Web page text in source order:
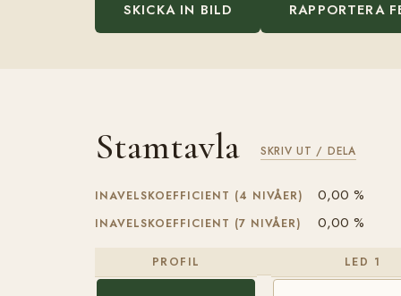
SKICKA IN BILD RAPPORTERA
Stamtavla SKRIV UT / DELA
INAVELSKOEFFICIENT (4 NIVÅER) 0,00 %
INAVELSKOEFFICIENT (7 NIVÅER) 0,00 %
PROFIL LED 1